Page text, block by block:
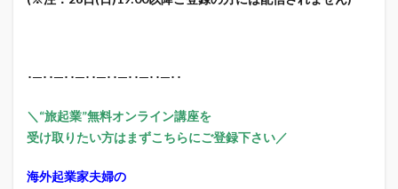
･─･･─･･─･･─･･─･･─･･─･･
＼“旅起業”無料オンライン講座を
受け取りたい方はまずこちらにご登録下さい／
海外起業家夫婦の